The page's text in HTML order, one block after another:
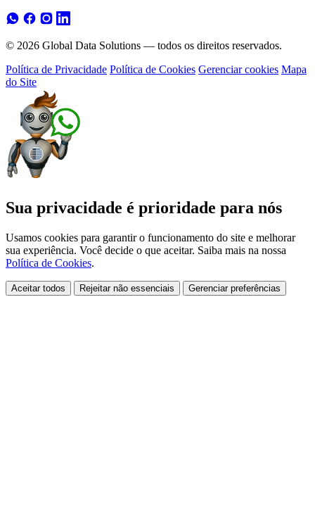
© 2026 Global Data Solutions — todos os direitos reservados.
Política de Privacidade Política de Cookies Gerenciar cookies Mapa
do Site
Sua privacidade é prioridade para nós
Usamos cookies para garantir o funcionamento do site e melhorar
sua experiência. Você decide o que aceitar. Saiba mais na nossa
Política de Cookies.
Aceitar todos Rejeitar não essenciais Gerenciar preferências